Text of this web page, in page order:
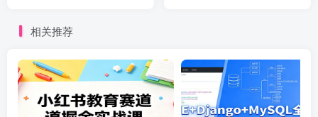
相关推荐